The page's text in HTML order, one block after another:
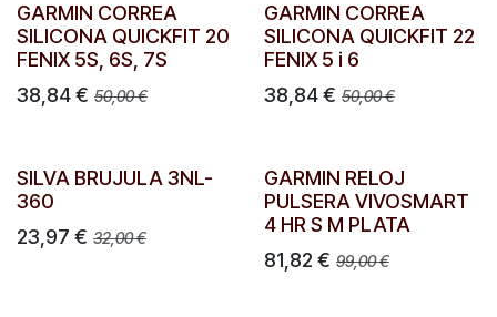
GARMIN CORREA
SILICONA QUICKFIT 20
FENIX 5S, 6S, 7S
38,84€ 50,00€
GARMIN CORREA
SILICONA QUICKFIT 22
FENIX 5 i 6
38,84€ 50,00€
SILVA BRUJULA 3NL-
360
23,97 € 32,00€
GARMIN RELOJ
PULSERA VIVOSMART
4 HR S M PLATA
81,82 € 99,00€